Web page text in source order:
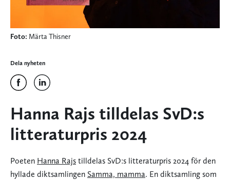
Foto: Märta Thisner
Dela nyheten
Hanna Rajs tilldelas SvD:s
litteraturpris 2024
Poeten Hanna Rajs tilldelas SvD:s litteraturpris 2024 för den
hyllade diktsamlingen Samma, mamma. En diktsamling som